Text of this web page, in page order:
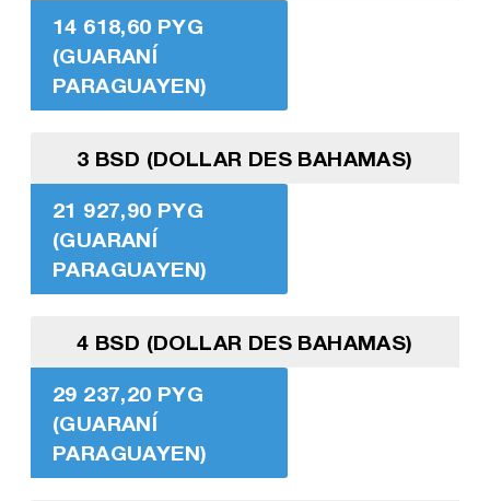
14 618,60 PYG
(GUARANÍ
PARAGUAYEN)
3 BSD (DOLLAR DES BAHAMAS)
21 927,90 PYG
(GUARANÍ
PARAGUAYEN)
4 BSD (DOLLAR DES BAHAMAS)
29 237,20 PYG
(GUARANÍ
PARAGUAYEN)